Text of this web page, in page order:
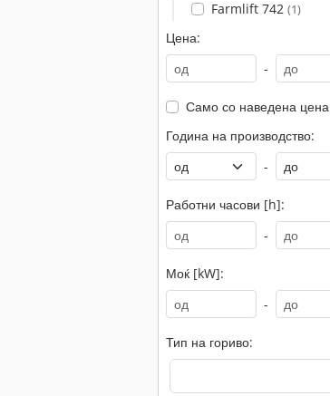
Farmlift 742 (1)
Цена:
-
Само со наведена цена
Година на производство:
-
Работни часови [h]:
-
Моќ [kW]:
-
Тип на гориво: